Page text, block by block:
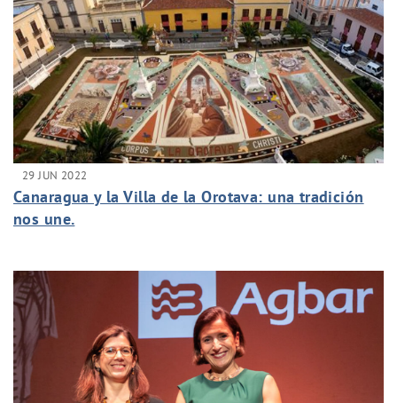
29 JUN 2022
Canaragua y la Villa de la Orotava: una tradición
nos une.